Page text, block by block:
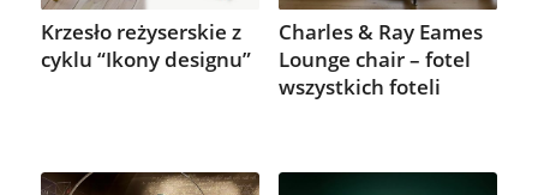
Krzesło reżyserskie z
cyklu “Ikony designu”
Charles & Ray Eames
Lounge chair – fotel
wszystkich foteli